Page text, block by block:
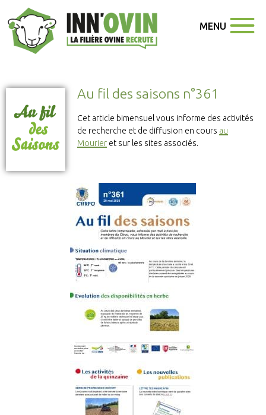
MENU
Au fil des saisons n°361
Cet article bimensuel vous informe des activités
de recherche et de diffusion en cours au
Mourier et sur les sites associés.